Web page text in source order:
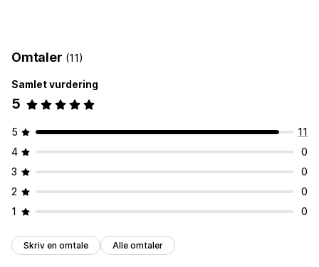
Legg i handlekurv
Tilpasning
Tilpasset merkevarebygging
Omtaler (11)
Samlet vurdering
5
5
11
4
0
3
0
2
0
1
0
Skriv en omtale Alle omtaler